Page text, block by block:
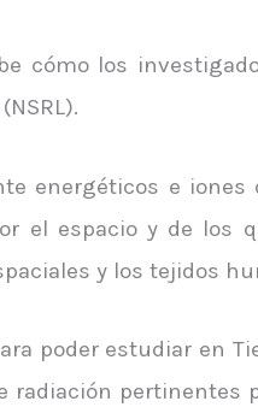
cómo los
energéticos e iones
el espacio y de los
y los tejidos
poder estudiar en
radiación pertinentes